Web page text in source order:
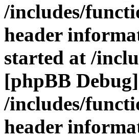
/includes/
header
started at /
[phpBB
/includes/
header